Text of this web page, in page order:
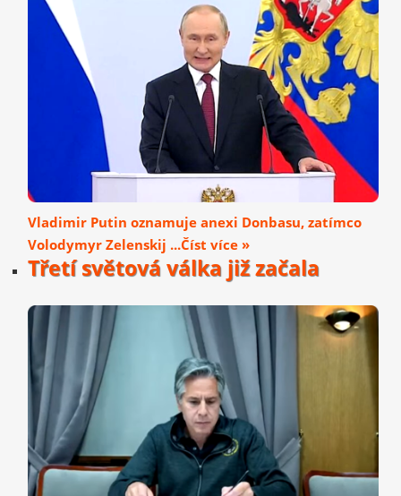
Vladimir Putin oznamuje anexi Donbasu, zatímco
Volodymyr Zelenskij ...Číst více »
Třetí světová válka již začala